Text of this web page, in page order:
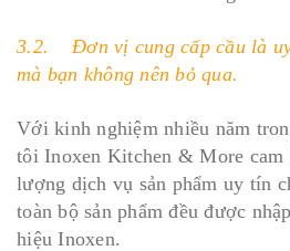
3.2. Đơn vị cung cấp cầu là
mà bạn không nên bỏ qua.
Với kinh nghiệm nhiều năm
tôi Inoxen Kitchen & More cam
lượng dịch vụ sản phẩm uy tín
toàn bộ sản phẩm đều được
hiệu Inoxen.